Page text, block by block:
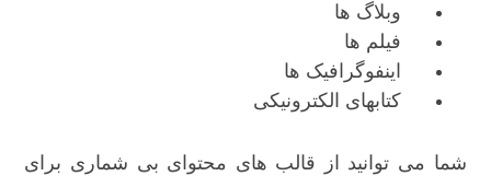
وبلاگ ها
فیلم ها
اینفوگرافیک ها
کتابهای الکترونیکی
شما می توانید از قالب های محتوای بی شماری برای